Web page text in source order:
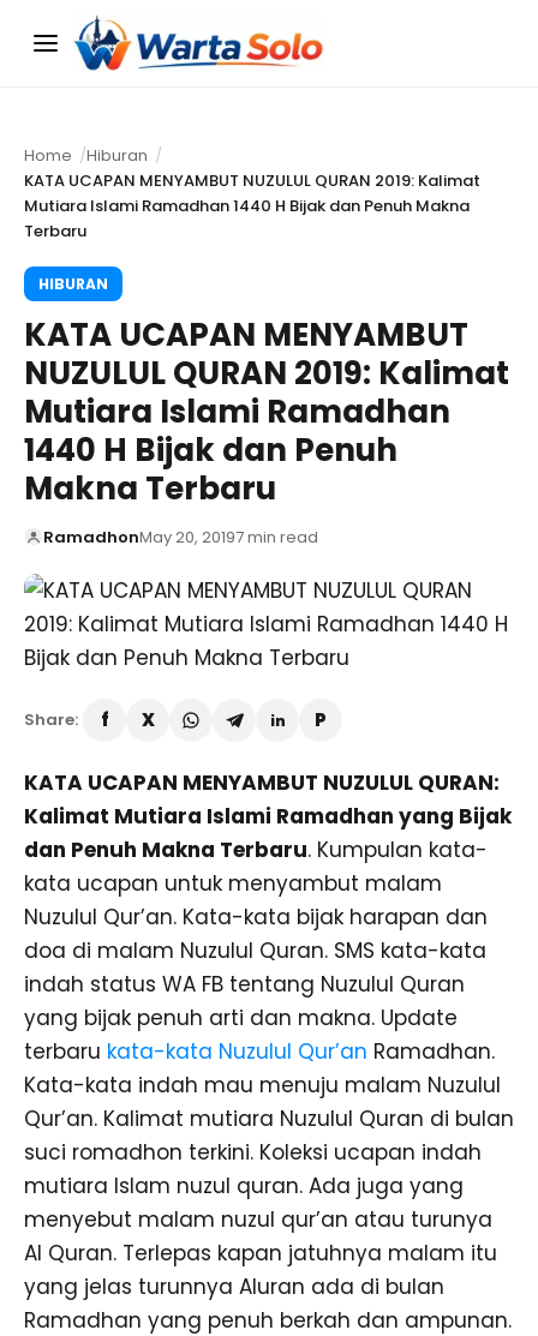
Menu
Home
Hiburan
KATA UCAPAN MENYAMBUT NUZULUL QURAN 2019: Kalimat
Mutiara Islami Ramadhan 1440 H Bijak dan Penuh Makna
Terbaru
HIBURAN
KATA UCAPAN MENYAMBUT
NUZULUL QURAN 2019: Kalimat
Mutiara Islami Ramadhan
1440 H Bijak dan Penuh
Makna Terbaru
RamadhonMay 20, 20197 min read
Share:
KATA UCAPAN MENYAMBUT NUZULUL QURAN:
Kalimat Mutiara Islami Ramadhan yang Bijak
dan Penuh Makna Terbaru. Kumpulan kata-
kata ucapan untuk menyambut malam
Nuzulul Qur’an. Kata-kata bijak harapan dan
doa di malam Nuzulul Quran. SMS kata-kata
indah status WA FB tentang Nuzulul Quran
yang bijak penuh arti dan makna. Update
terbaru kata-kata Nuzulul Qur’an Ramadhan.
Kata-kata indah mau menuju malam Nuzulul
Qur’an. Kalimat mutiara Nuzulul Quran di bulan
suci romadhon terkini. Koleksi ucapan indah
mutiara Islam nuzul quran. Ada juga yang
menyebut malam nuzul qur’an atau turunya
Al Quran. Terlepas kapan jatuhnya malam itu
yang jelas turunnya Aluran ada di bulan
Ramadhan yang penuh berkah dan ampunan.